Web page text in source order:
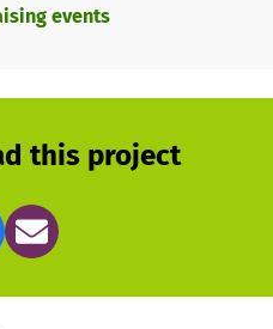
events
this project